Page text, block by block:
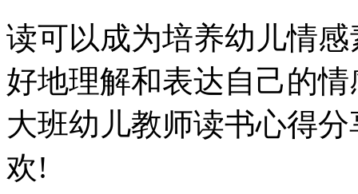
读可以成为培养幼儿情
好地理解和表达自己的
大班幼儿教师读书心得
欢!